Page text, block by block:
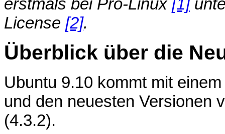
erstmals bei Pro-Linux [1]
License [2].
Überblick über die
Ubuntu 9.10 kommt mit
und den neuesten Versionen
(4.3.2).